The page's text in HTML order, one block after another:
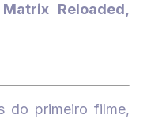
Reloaded,
do primeiro filme,